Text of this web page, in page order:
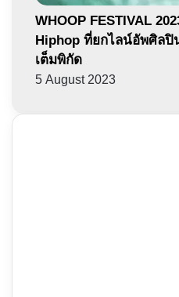
WHOOP FESTIVAL
Hiphop ที่ยกไลน์อัพศิล
เต็มพิกัด
5 August 2023